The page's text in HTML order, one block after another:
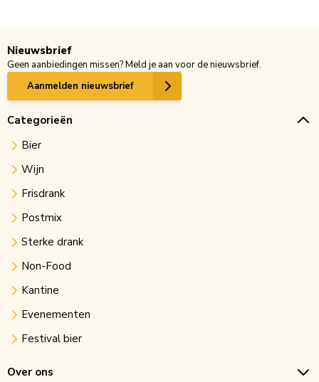
Nieuwsbrief
Geen aanbiedingen missen? Meld je aan voor de nieuwsbrief.
Aanmelden nieuwsbrief
Categorieën
Bier
Wijn
Frisdrank
Postmix
Sterke drank
Non-Food
Kantine
Evenementen
Festival bier
Over ons